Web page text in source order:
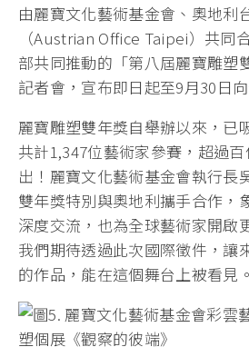
由麗寶文化藝術基金會、奧地利
（Austrian Office Taipei）共同
部共同推動的「第八屆麗寶雕塑
記者會，宣布即日起至9月30日
麗寶雕塑雙年獎自舉辦以來，已
共計1,347位藝術家參賽，超過
出！麗寶文化藝術基金會執行長
雙年獎特別與奧地利攜手合作，
深度交流，也為全球藝術家開啟
我們期待透過此次國際徵件，讓
的作品，能在這個舞台上被看見。